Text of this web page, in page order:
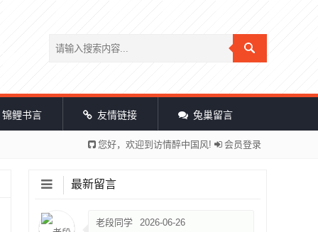
锦鲤书言 友情链接 兔巢留言
您好，欢迎到访情醉中国风! 会员登录
最新留言
老段同学
2026-06-26